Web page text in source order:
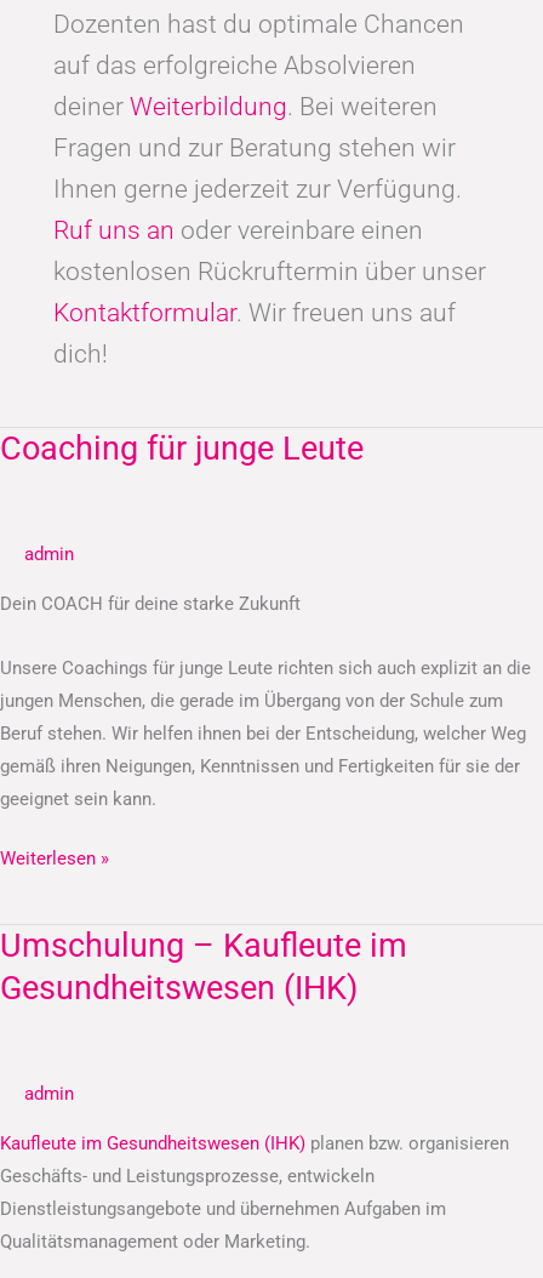
Dozenten hast du optimale Chancen
auf das erfolgreiche Absolvieren
deiner Weiterbildung. Bei weiteren
Fragen und zur Beratung stehen wir
Ihnen gerne jederzeit zur Verfügung.
Ruf uns an oder vereinbare einen
kostenlosen Rückruftermin über unser
Kontaktformular. Wir freuen uns auf
dich!
Coaching für junge Leute
admin
Dein COACH für deine starke Zukunft
Unsere Coachings für junge Leute richten sich auch explizit an die
jungen Menschen, die gerade im Übergang von der Schule zum
Beruf stehen. Wir helfen ihnen bei der Entscheidung, welcher Weg
gemäß ihren Neigungen, Kenntnissen und Fertigkeiten für sie der
geeignet sein kann.
Coaching
Leute
Weiterlesen »
Umschulung – Kaufleute im
Gesundheitswesen (IHK)
admin
Kaufleute im Gesundheitswesen (IHK) planen bzw. organisieren
Geschäfts- und Leistungsprozesse, entwickeln
Dienstleistungsangebote und übernehmen Aufgaben im
Qualitätsmanagement oder Marketing.
Umschulung
–
Kaufleute
(IHK)